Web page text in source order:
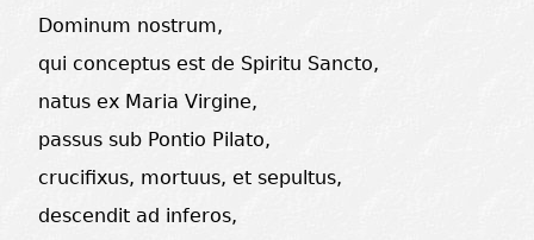
Dominum nostrum,
qui conceptus est de Spiritu Sancto,
natus ex Maria Virgine,
passus sub Pontio Pilato,
crucifixus, mortuus, et sepultus,
descendit ad inferos,